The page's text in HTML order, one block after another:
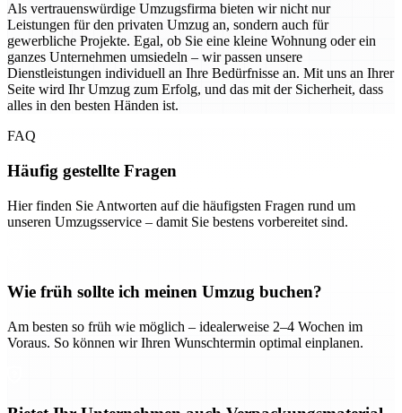
Als vertrauenswürdige Umzugsfirma bieten wir nicht nur
Leistungen für den privaten Umzug an, sondern auch für
gewerbliche Projekte. Egal, ob Sie eine kleine Wohnung oder ein
ganzes Unternehmen umsiedeln – wir passen unsere
Dienstleistungen individuell an Ihre Bedürfnisse an. Mit uns an Ihrer
Seite wird Ihr Umzug zum Erfolg, und das mit der Sicherheit, dass
alles in den besten Händen ist.
FAQ
Häufig gestellte Fragen
Hier finden Sie Antworten auf die häufigsten Fragen rund um
unseren Umzugsservice – damit Sie bestens vorbereitet sind.
Wie früh sollte ich meinen Umzug buchen?
Am besten so früh wie möglich – idealerweise 2–4 Wochen im
Voraus. So können wir Ihren Wunschtermin optimal einplanen.